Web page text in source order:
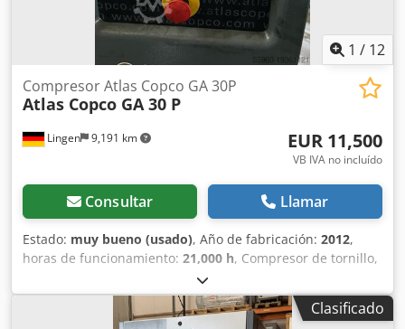
1 / 12
Lingen 9,191 km
Compresor Atlas Copco GA 30P
Atlas Copco GA 30 P
EUR 11,500
VB IVA no incluído
Consultar Llamar
Estado: muy bueno (usado), Año de fabricación: 2012,
horas de funcionamiento: 21,000 h, Compresor de tornillo,
tanque de aire comprimido, secador, separador de aceite,
ubicación en Mühlheim an der Ruhr Dcsdpfjwr Nnbjx
Clasificado